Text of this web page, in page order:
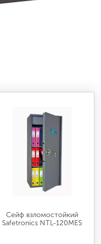
Сейф взломостойкий
Safetronics NTL-120MES